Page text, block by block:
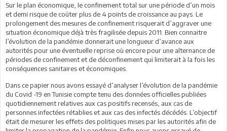
Sur le plan économique, le confinement total sur une période d’un mois
et demi risque de coûter plus de 4 points de croissance au pays. Le
prolongement des mesures de confinement risquerait d’aggraver une
situation économique déjà très fragilisée depuis 2011. Bien connaitre
l’évolution de la pandémie donnerait une longueur d’avance aux
autorités pour une éventuelle reprise où encore pour une alternance de
périodes de confinement et de déconfinement qui limiterait à la fois les
conséquences sanitaires et économiques.
Dans ce papier nous avons essayé d’analyser l’évolution de la pandémie
du Covid -19 en Tunisie compte tenu des données officielles publiées
quotidiennement relatives aux cas positifs recensés, aux cas de
personnes infectées rétablies et aux cas des infectés décédés. L’objectif
était de mesurer les effets des politiques mises par les autorités afin de